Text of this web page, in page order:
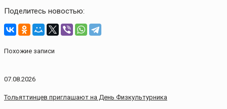
Поделитесь новостью:
Похожие записи
07.08.2026
Тольяттинцев приглашают на День Физкультурника